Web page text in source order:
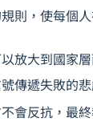
則，使每個
放大到國家
傳遞失敗的
會反抗，最